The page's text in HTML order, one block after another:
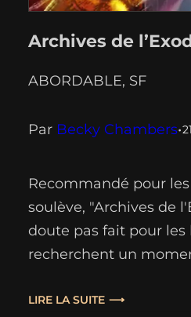
Archives de
ABORDABLE, SF
Par Becky Chambers•
Recommandé pour
soulève, "Archives de
doute pas fait pour les
recherchent un
supra-luminiques.
LIRE LA SUITE